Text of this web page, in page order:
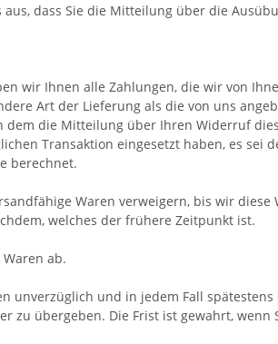
dass Sie die Mitteilung über die
wir Ihnen alle Zahlungen, die wir von
Art der Lieferung als die von uns
dem die Mitteilung über Ihren Widerruf
Transaktion eingesetzt haben, es
berechnet.
Waren verweigern, bis wir
welches der frühere Zeitpunkt ist.
ab.
unverzüglich und in jedem Fall
zu übergeben. Die Frist ist gewahrt,